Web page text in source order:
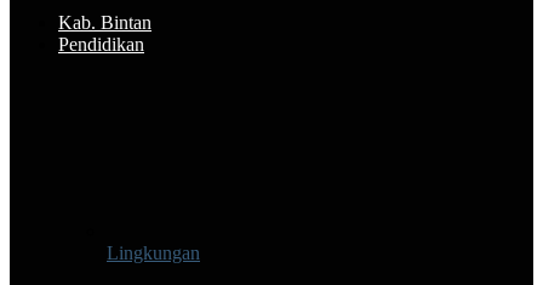
Kab. Bintan
Pendidikan
Lingkungan